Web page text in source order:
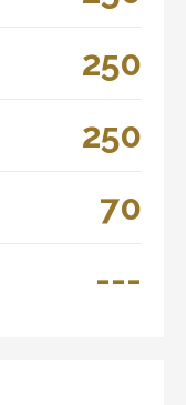
250
250
70
---